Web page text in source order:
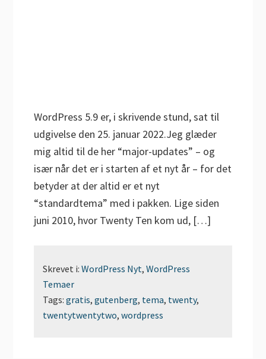
WordPress 5.9 er, i skrivende stund, sat til
udgivelse den 25. januar 2022.Jeg glæder
mig altid til de her “major-updates” – og
især når det er i starten af et nyt år – for det
betyder at der altid er et nyt
“standardtema” med i pakken. Lige siden
juni 2010, hvor Twenty Ten kom ud, […]
Skrevet i:WordPress Nyt,WordPress
Temaer
Tags:gratis,gutenberg, tema, twenty,
twentytwentytwo,wordpress